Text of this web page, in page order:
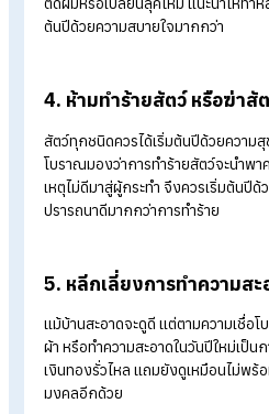
ประชดประชัน หรือคำพูดที่บั่นทอ
2. ห้ามใช้ของแตกร้าวห
ก่อนเข้าสู่ปีใหม่ควรเช็กของใช้ภ
สมบูรณ์ และอาจนำพาอุปสรรค
สัมพันธ์เข้ามาในปีใหม่
3. ไม่สระผมหรือเปลี่ยน